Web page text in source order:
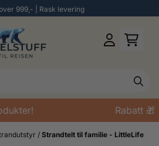
999,- | Rask levering
Rabatt
/ Strandtelt til familie - LittleLife